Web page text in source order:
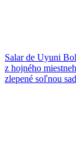
Salar de Uyuni
z hojného
zlepené soľnou